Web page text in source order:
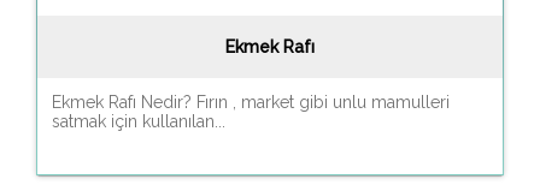
Ekmek Rafı
Ekmek Rafı Nedir? Fırın , market gibi unlu mamulleri
satmak için kullanılan...